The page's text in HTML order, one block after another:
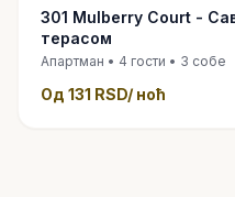
301 Mulberry Court -
терасом
Апартман • 4 гости • 3 собе
Од 131 RSD/ ноћ